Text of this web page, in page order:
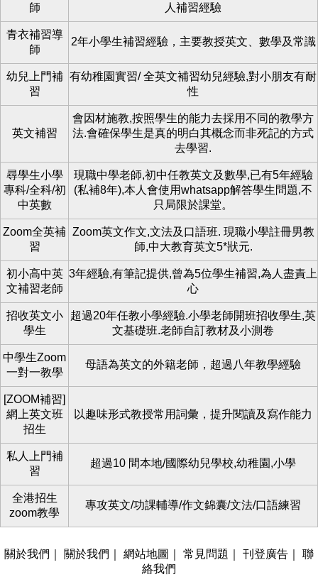
師
人補習經驗
青衣補習導
師
2年小學生補習經驗，主要教授英文、數學及常識
幼兒上門補
習
有幼稚園實習/ 全英文補習幼兒經驗,對小朋友有耐
性
英文補習
會因材施教,按照學生的能力去採用不同的教學方
法.會確保學生是真的明白其概念而非死記的方式
去學習.
尋學生小學
專科/全科/初
中英數
現職中學老師,初中任教英文及數學,已有5年經驗
(私補8年),本人會使用whatsapp解答學生問題,不
只局限於課堂。
Zoom全英補
習
Zoom英文作文,文法及口語班. 現職小學註冊男教
師,中大教育英文5*狀元.
初小高中英
文補習老師
3年經驗,有筆記提供,曾為5位學生補習,為人盡責上
心
招收英文小
學生
超過20年任教小學經驗.小學老師開班招收學生,英
文基礎班.老師自訂教材及小測卷
中學生Zoom
一對一教學
母語為英文的外籍老師，超過八年教學經驗
[ZOOM補習]
網上英文班
招生
以趣味形式教授常用詞彙，提升閱讀及寫作能力
私人上門補
習
超過10 間本地/國際幼兒學校,幼稚園,小學
全港招生
zoom教學
專攻英文/功課輔導/作文錦囊/文法/口語練習
關於我們 關於我們 網站地圖 常見問題 刊登廣告
聯
絡我們